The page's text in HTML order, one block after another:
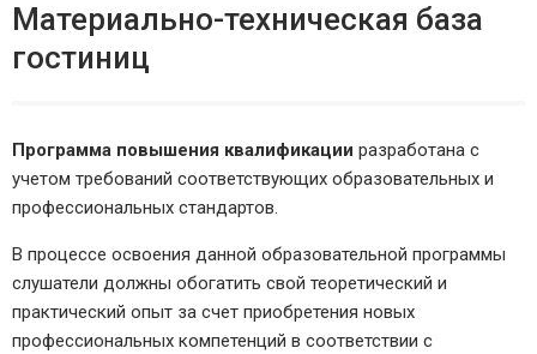
Материально-техническая база
гостиниц
Программа повышения квалификации разработана с
учетом требований соответствующих образовательных и
профессиональных стандартов.
В процессе освоения данной образовательной программы
слушатели должны обогатить свой теоретический и
практический опыт за счет приобретения новых
профессиональных компетенций в соответствии с